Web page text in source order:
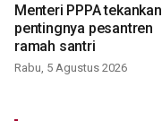
Menteri PPPA tekankan
pentingnya pesantren
ramah santri
Rabu, 5 Agustus 2026